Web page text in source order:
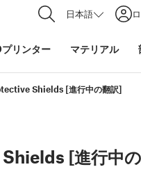
日本語
リンター マテリアル
Shields [進行中の翻訳]
[進行中